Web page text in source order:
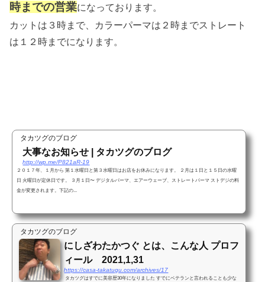
時までの営業になっております。
カットは３時まで、カラーパーマは２時までストレート
は１２時までになります。
タカツグのブログ
大事なお知らせ | タカツグのブログ
http://wp.me/P821aR-19
２０１７年、１月から 第１水曜日と第３水曜日はお店をお休みになります。 ２月は１日と１５日の水曜
日 火曜日が定休日です。 ３月１日〜 デジタルパーマ、エアーウェーブ、ストレートパーマ ストデジの料
金が変更されます。下記の...
タカツグのブログ
にしざわたかつぐ とは、こんな人 プロフ
ィール 2021,1,31
https://casa-takatugu.com/archives/17
タカツグはすでに美容歴30年になりました すでにベテランと言われることも少な